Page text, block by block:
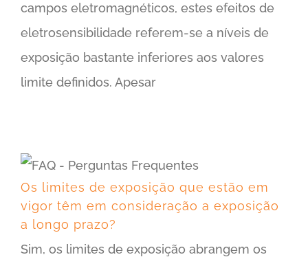
campos eletromagnéticos, estes efeitos de
eletrosensibilidade referem-se a níveis de
exposição bastante inferiores aos valores
limite definidos. Apesar
Os limites de exposição que estão em
vigor têm em consideração a exposição
a longo prazo?
Sim, os limites de exposição abrangem os